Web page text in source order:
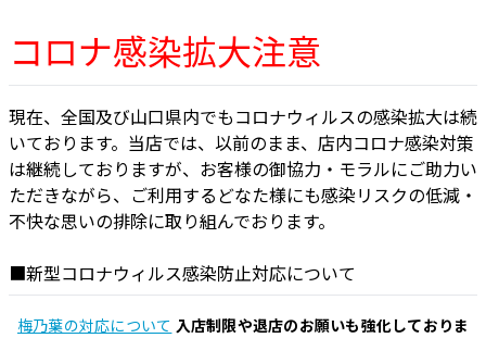
コロナ感染拡大注意
現在、全国及び山口県内でもコロナウィルスの感染拡大は続
いております。当店では、以前のまま、店内コロナ感染対策
は継続しておりますが、お客様の御協力・モラルにご助力い
ただきながら、ご利用するどなた様にも感染リスクの低減・
不快な思いの排除に取り組んでおります。
■新型コロナウィルス感染防止対応について
梅乃葉の対応について 入店制限や退店のお願いも強化しておりま